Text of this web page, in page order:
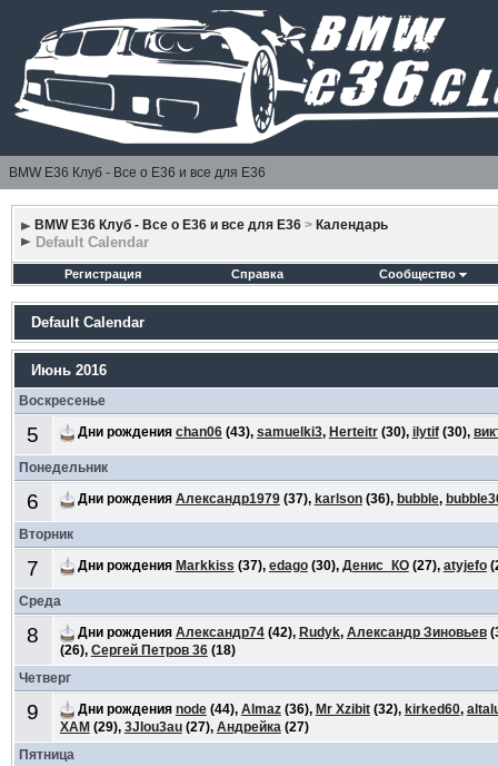
BMW E36 Клуб - Все о Е36 и все для Е36
BMW E36 Клуб - Все о Е36 и все для Е36 > Календарь
Default Calendar
Регистрация Справка Сообщество
Default Calendar
Июнь 2016
Воскресенье
5 Дни рождения chan06(43), samuelki3, Herteitr(30), ilytif(30),
Понедельник
6 Дни рождения Александр1979(37), karlson(36), bubble,
Вторник
7 Дни рождения Markkiss (37), edago(30), Денис_КО(27), atyjefo
Среда
8 Дни рождения Александр74(42), Rudyk, Александр Зиновьев
(26), Сергей Петров 36(18)
Четверг
9 Дни рождения node(44), Almaz(36), Mr Xzibit(32), kirked60,
ХАМ (29), 3JIou3au(27), Андрейка(27)
Пятница